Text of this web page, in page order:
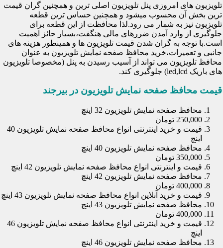
تلویزیون های امروزی پنل تلویزیون اصلی ترین و همچنین گران قیمت
ترین بخش آن محسوب میشود و همچنین حساس ترین قطعه
تلویزیون نیز به شمار می رود.لذا محافظت از این قطعه برای
جلوگیری از وارد آمدن ضررهای مالی هنگفت،بسیار حائز اهمیت
است.با توجه به گران شدن قیمت تلویزیون ها و همینطور هزینه های
جانبی و تعمیرات،خرید محافظ صفحه نمایش تلویزیون به عنوان
محافظ تلویزیون می تواند از آسیب رسیدن به پنل (مخصوصا تلویزیون
های باریک led,lcd) جلوگیری کند.
قیمت محافظ صفحه نمایش تلویزیون در بیرجند
محافظ صفحه نمایش تلویزیون 32 اینچ
250,000 تومان
قیمت و خرید اینترنتی انواع محافظ صفحه نمایش تلویزیون 40
اینچ
محافظ صفحه نمایش تلویزیون 40 اینچ
350,000 تومان
قیمت و اینترنتی انواع محافظ صفحه نمایش تلویزیون 42 اینچ
محافظ صفحه نمایش تلویزیون 42 اینچ
400,000 تومان
قیمت و خرید آنلاین انواع محافظ صفحه نمایش تلویزیون 43 اینچ
محافظ صفحه نمایش تلویزیون 43 اینچ
400,000 تومان
قیمت و خرید اینترنتی انواع محافظ صفحه نمایش تلویزیون 46
اینچ
محافظ صفحه نمایش تلویزیون 46 اینچ